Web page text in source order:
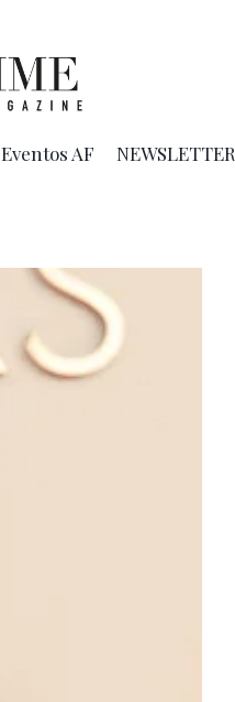
Eventos AF NEWSLETTER